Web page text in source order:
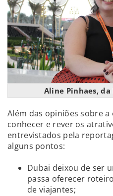
Aline Pinhaes, da
Além das opiniões sobre
conhecer e rever os
entrevistados pela
alguns pontos:
Dubai deixou de ser
passa oferecer
de viajantes;